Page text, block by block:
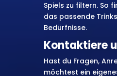
Spiels zu filtern. So
das passende
Bedürfnisse.
Kontaktiere
Hast du Fragen,
möchtest ein